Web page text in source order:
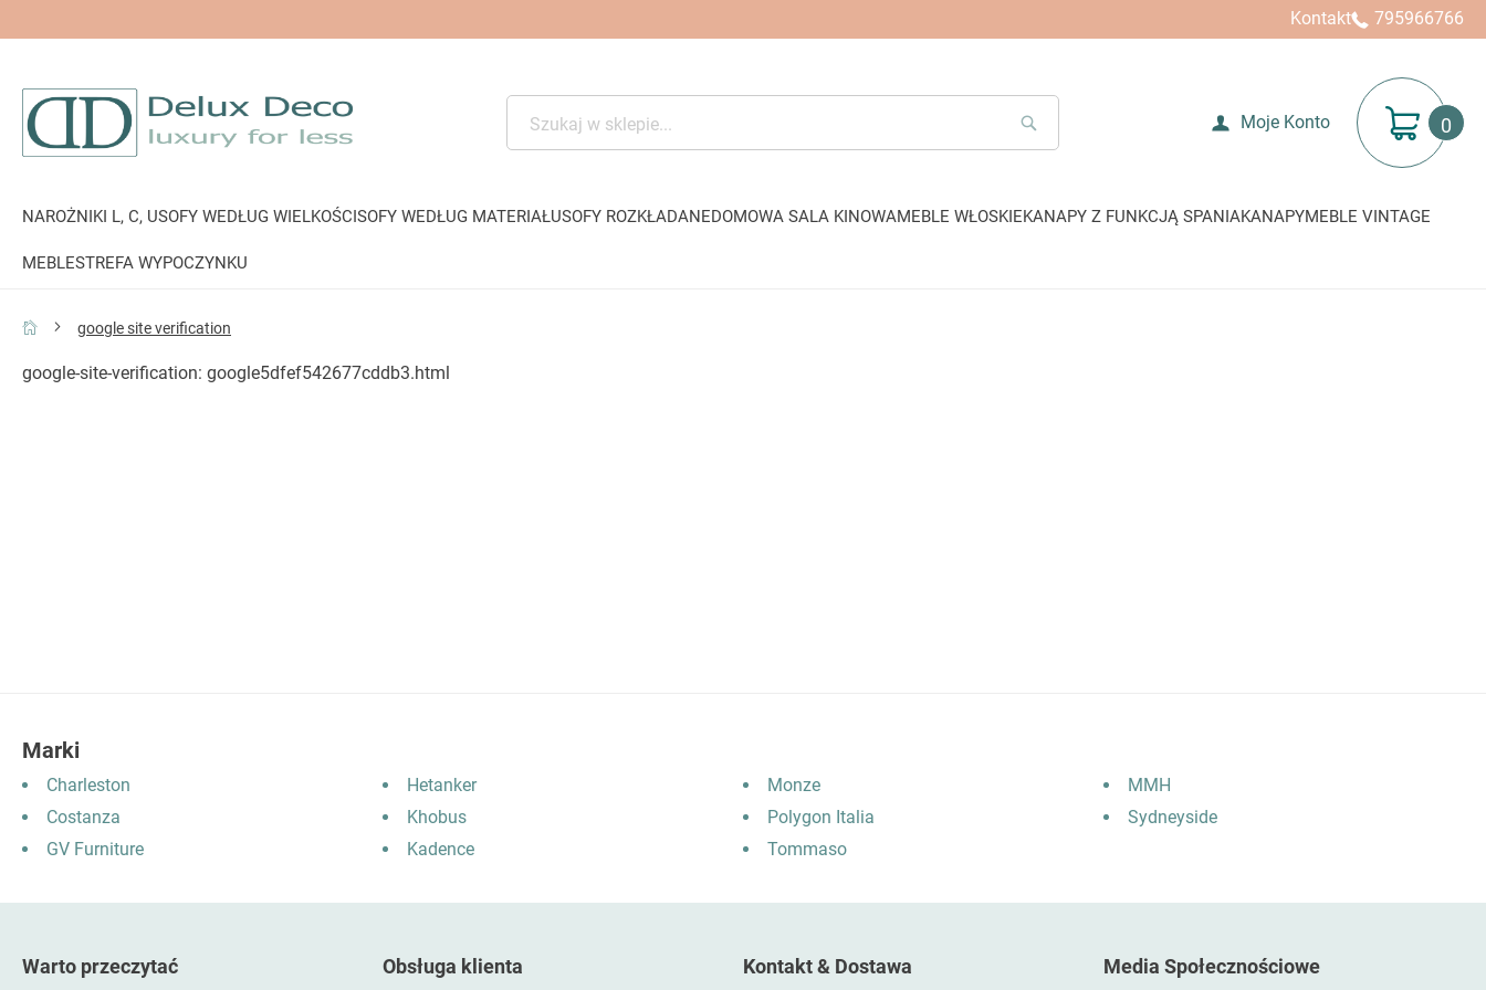
Kontakt 795966766
SEARCH
Moje Konto Mój koszyk
NAROŻNIKI L, C, USOFY WEDŁUG WIELKOŚCISOFY WEDŁUG MATERIAŁUSOFY ROZKŁADANEDOMOWA SALA KINOWAMEBLE WŁOSKIEKANAPY Z FUNKCJĄ SPANIAKANAPYMEBLE VINTAGE
MEBLESTREFA WYPOCZYNKU
google site verification
google-site-verification: google5dfef542677cddb3.html
Marki
Charleston
Costanza
GV Furniture
Hetanker
Khobus
Kadence
Monze
Polygon Italia
Tommaso
MMH
Sydneyside
Warto przeczytać Obsługa klienta Kontakt & Dostawa Media Społecznościowe